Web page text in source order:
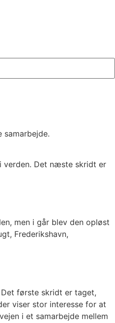
verden. Det næste skridt er
men i går blev den opløst
Frederikshavn,
første skridt er taget,
viser stor interesse for at
i et samarbejde mellem